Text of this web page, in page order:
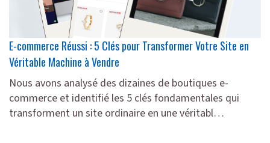
E-commerce Réussi : 5 Clés pour Transformer Votre Site en
Véritable Machine à Vendre
Nous avons analysé des dizaines de boutiques e-
commerce et identifié les 5 clés fondamentales qui
transforment un site ordinaire en une véritabl…